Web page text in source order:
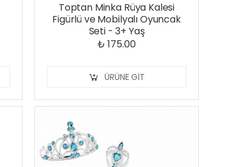
Toptan Minka Rüya Kalesi
Figürlü ve Mobilyalı Oyuncak
Seti - 3+ Yaş
₺ 175.00
ÜRÜNE GIT